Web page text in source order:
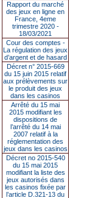
Rapport du marché
des jeux en ligne en
France, 4eme
trimestre 2020 -
18/03/2021
Cour des comptes -
La régulation des jeux
d’argent et de hasard
Décret n° 2015-669
du 15 juin 2015 relatif
aux prélèvements sur
le produit des jeux
dans les casinos
Arrêté du 15 mai
2015 modifiant les
dispositions de
l’arrêté du 14 mai
2007 relatif à la
réglementation des
jeux dans les casinos
Décret no 2015-540
du 15 mai 2015
modifiant la liste des
jeux autorisés dans
les casinos fixée par
l’article D.321-13 du